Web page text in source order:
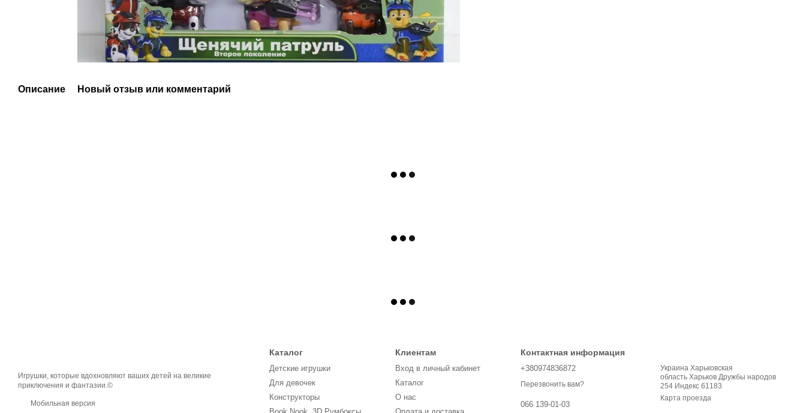
Описание Новый отзыв или комментарий
Игрушки, которые вдохновляют ваших детей на великие
приключения и фантазии.©
Мобильная версия
Каталог
Детские игрушки
Для девочек
Конструкторы
Клиентам
Вход в личный кабинет
Каталог
О нас
Контактная информация
+380974836872
Перезвонить вам?
066 139-01-03
Украина Харьковская
область Харьков Дружбы народов
254 Индекс 61183
Карта проезда